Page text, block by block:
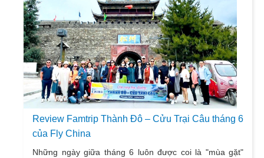
du lịch Cửu Trại Câu, thuộc tỉnh Tứ Xuyên, Trung Quốc.
Đồng thời cũng là hướng dẫn nho nhỏ cho bạn để sắp
xếp lịch trình thăm quan 9 điểm nổi bật ở 2 nhánh của
khu du lịch sinh thái rộng lớn này.
Review Famtrip Thành Đô – Cửu Trại Câu tháng 6
của Fly China
Những ngày giữa tháng 6 luôn được coi là "mùa gặt"